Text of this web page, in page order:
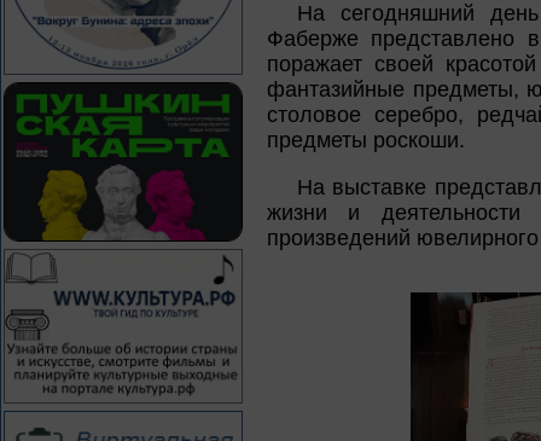
На сегодняшний
Фаберже представлено
поражает своей
фантазийные предметы,
столовое серебро,
предметы роскоши.
На выставке
жизни и
произведений